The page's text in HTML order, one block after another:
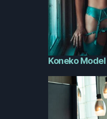
Koneko Model